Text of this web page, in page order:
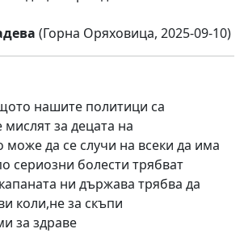
(Горна Оряховица, 2025-09-10)
нашите политици са
за децата на
да се случи на всеки да има
сериозни болести трябват
ни държава трябва да
коли,не за скъпи
за здраве